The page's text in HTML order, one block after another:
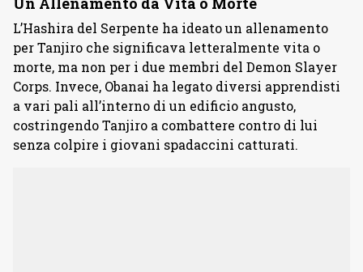
L’Hashira del Serpente ha ideato un allenamento
per Tanjiro che significava letteralmente vita o
morte, ma non per i due membri del Demon Slayer
Corps. Invece, Obanai ha legato diversi apprendisti
a vari pali all’interno di un edificio angusto,
costringendo Tanjiro a combattere contro di lui
senza colpire i giovani spadaccini catturati.